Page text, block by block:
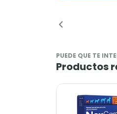
PUEDE QUE TE
Productos